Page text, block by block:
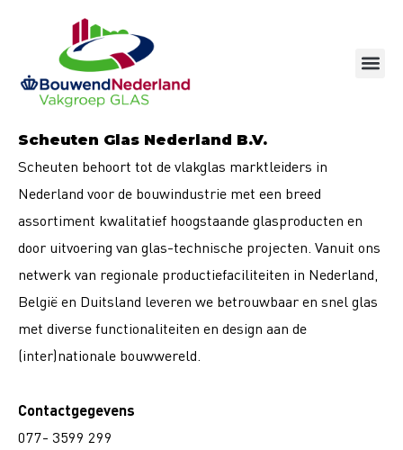
inhoud
Scheuten Glas Nederland B.V.
Scheuten behoort tot de vlakglas marktleiders in
Nederland voor de bouwindustrie met een breed
assortiment kwalitatief hoogstaande glasproducten en
door uitvoering van glas-technische projecten. Vanuit ons
netwerk van regionale productiefaciliteiten in Nederland,
België en Duitsland leveren we betrouwbaar en snel glas
met diverse functionaliteiten en design aan de
(inter)nationale bouwwereld.
Contactgegevens
077- 3599 299